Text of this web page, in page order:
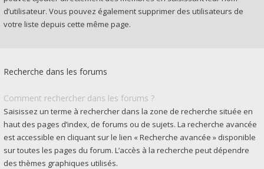
d’utilisateur. Vous pouvez également supprimer des utilisateurs de
votre liste depuis cette même page.
Recherche dans les forums
Comment rechercher dans les forums ?
Saisissez un terme à rechercher dans la zone de recherche située en
haut des pages d’index, de forums ou de sujets. La recherche avancée
est accessible en cliquant sur le lien « Recherche avancée » disponible
sur toutes les pages du forum. L’accès à la recherche peut dépendre
des thèmes graphiques utilisés.